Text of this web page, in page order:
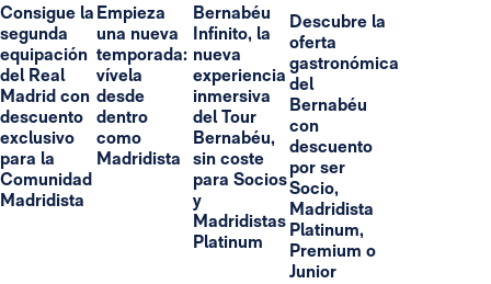
Consigue la
segunda
equipación
del Real
Madrid con
descuento
exclusivo
para la
Comunidad
Madridista
Empieza
una nueva
temporada:
vívela
desde
dentro
como
Madridista
Bernabéu
Infinito, la
nueva
experiencia
inmersiva
del Tour
Bernabéu,
sin coste
para Socios
y
Madridistas
Platinum
Descubre la
oferta
gastronómica
del
Bernabéu
con
descuento
por ser
Socio,
Madridista
Platinum,
Premium o
Junior